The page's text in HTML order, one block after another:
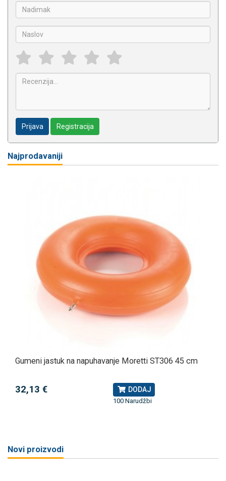
Prijava Registracija
Najprodavaniji
Gumeni jastuk na napuhavanje Moretti ST306 45 cm
32,13 € DODAJ
100 Narudžbi
Novi proizvodi